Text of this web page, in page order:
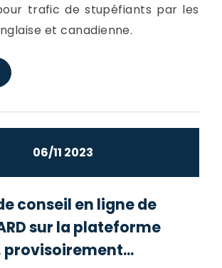
trafic de stupéfiants par les
et canadienne.
06/11 2023
conseil en ligne de
sur la plateforme